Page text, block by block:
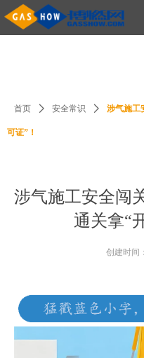
首页 ꄲ 安全常识 ꄲ 涉气施工
可证”！
涉气施工安全闯
通关拿“
创建时间：